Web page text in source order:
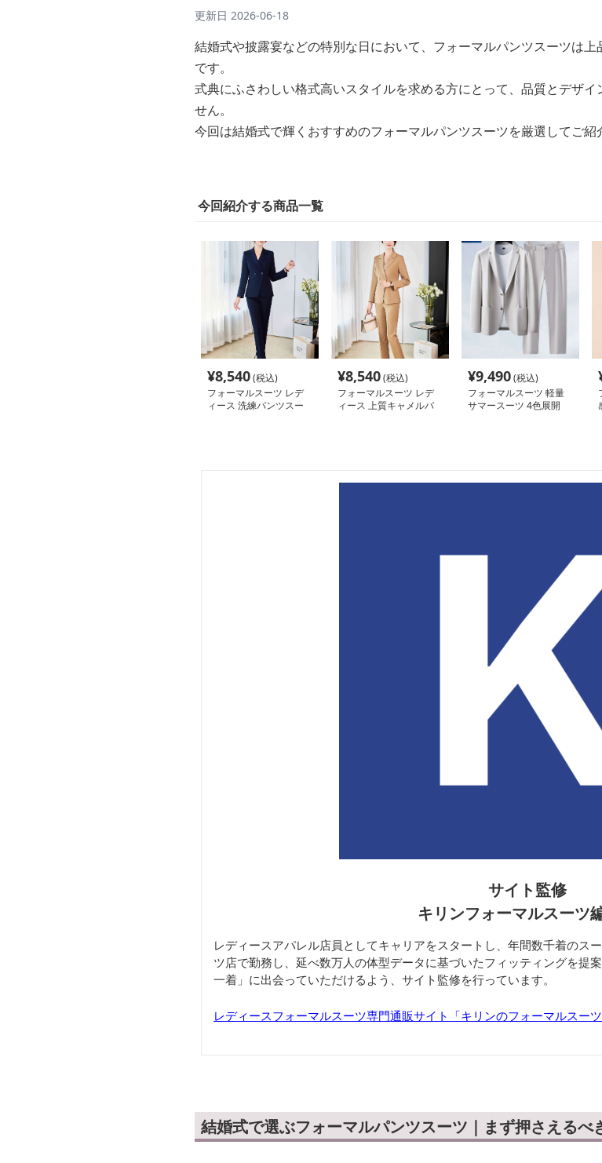
更新日 2026-06-18
結婚式や披露宴などの特別な日において、フォーマルパンツスーツは
です。
式典にふさわしい格式高いスタイルを求める方にとって、品質とデザ
せん。
今回は結婚式で輝くおすすめのフォーマルパンツスーツを厳選してご紹
今回紹介する商品一覧
¥8,540(税込)
フォーマルスーツ レデ
ィース 洗練パンツスー
¥8,540(税込)
フォーマルスーツ レデ
ィース 上質キャメルパ
¥9,490(税込)
フォーマルスーツ 軽量
サマースーツ 4色展開
サイト監修
キリンフォーマルスーツ
レディースアパレル店員としてキャリアをスタートし、年間数千着のス
ツ店で勤務し、延べ数万人の体型データに基づいたフィッティングを提
一着」に出会っていただけるよう、サイト監修を行っています。
レディースフォーマルスーツ専門通販サイト「キリンのフォーマルスーツ
結婚式で選ぶフォーマルパンツスーツ｜まず押さえるべ